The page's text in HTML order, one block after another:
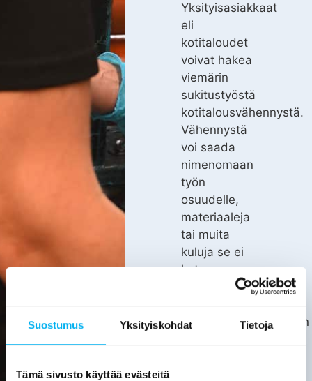
Suostumus Yksityiskohdat Tietoja
Tämä sivusto käyttää evästeitä
Yksityisasiakkaat
eli
kotitaloudet
voivat hakea
viemärin
sukitustyöstä
kotitalousvähennystä.
Vähennystä
voi saada
nimenomaan
työn
osuudelle,
materiaaleja
tai muita
kuluja se ei
kata.
huolehtii
kotitalousvähennyksen